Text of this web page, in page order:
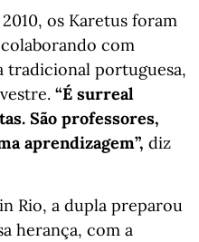
os Karetus foram
com
tradicional portuguesa,
“É surreal
São professores,
aprendizagem”, diz
Rio, a dupla preparou
herança, com a